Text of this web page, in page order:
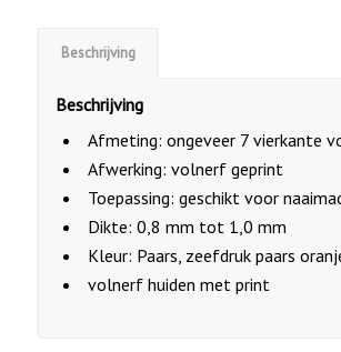
Beschrijving
Beschrijving
Afmeting: ongeveer 7 vierkante
Afwerking: volnerf geprint
Toepassing: geschikt voor
Dikte: 0,8 mm tot 1,0 mm
Kleur: Paars, zeefdruk paars
volnerf huiden met print